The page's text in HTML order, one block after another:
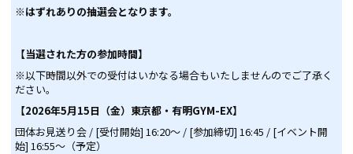
※はずれありの抽選会となります。
【当選された方の参加時間】
※以下時間以外での受付はいかなる場合もいたしませんのでご了承く
ださい。
【2026年5月15日（金）東京都・有明GYM-EX】
団体お見送り会 / [受付開始] 16:20～ / [参加締切] 16:45 / [イベント開
始] 16:55～（予定）